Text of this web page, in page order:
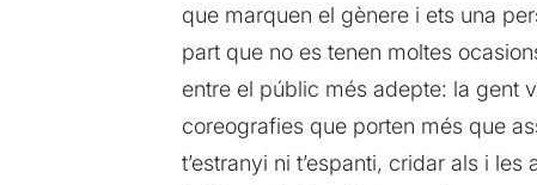
que marquen el gènere i ets una
part que no es tenen moltes
entre el públic més adepte: la gent
coreografies que porten més que
t’estranyi ni t’espanti, cridar als i